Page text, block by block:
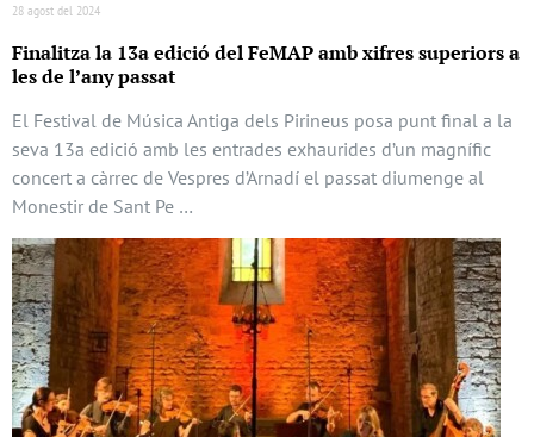
28 agost del 2024
Finalitza la 13a edició del FeMAP amb xifres superiors a
les de l’any passat
El Festival de Música Antiga dels Pirineus posa punt final a la
seva 13a edició amb les entrades exhaurides d’un magnífic
concert a càrrec de Vespres d’Arnadí el passat diumenge al
Monestir de Sant Pe …